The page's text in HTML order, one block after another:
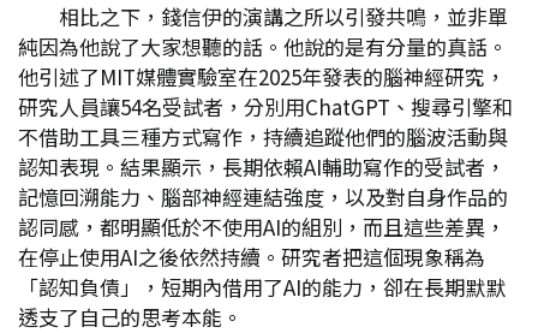
相比之下，錢信伊的演講之所以引發共鳴，並非單
純因為他說了大家想聽的話。他說的是有分量的真話。
他引述了MIT媒體實驗室在2025年發表的腦神經研究，
研究人員讓54名受試者，分別用ChatGPT、搜尋引擎和
不借助工具三種方式寫作，持續追蹤他們的腦波活動與
認知表現。結果顯示，長期依賴AI輔助寫作的受試者，
記憶回溯能力、腦部神經連結強度，以及對自身作品的
認同感，都明顯低於不使用AI的組別，而且這些差異，
在停止使用AI之後依然持續。研究者把這個現象稱為
「認知負債」，短期內借用了AI的能力，卻在長期默默
透支了自己的思考本能。